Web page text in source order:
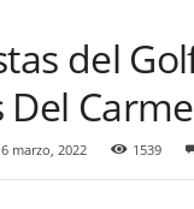
del
marzo, 2022 1539